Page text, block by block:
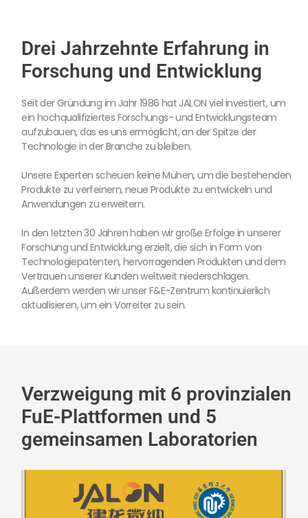
Drei Jahrzehnte Erfahrung in
Forschung und Entwicklung
Seit der Gründung im Jahr 1986 hat JALON viel investiert, um
ein hochqualifiziertes Forschungs- und Entwicklungsteam
aufzubauen, das es uns ermöglicht, an der Spitze der
Technologie in der Branche zu bleiben.
Unsere Experten scheuen keine Mühen, um die bestehenden
Produkte zu verfeinern, neue Produkte zu entwickeln und
Anwendungen zu erweitern.
In den letzten 30 Jahren haben wir große Erfolge in unserer
Forschung und Entwicklung erzielt, die sich in Form von
Technologiepatenten, hervorragenden Produkten und dem
Vertrauen unserer Kunden weltweit niederschlagen.
Außerdem werden wir unser F&E-Zentrum kontinuierlich
aktualisieren, um ein Vorreiter zu sein.
Verzweigung mit 6 provinzialen
FuE-Plattformen und 5
gemeinsamen Laboratorien